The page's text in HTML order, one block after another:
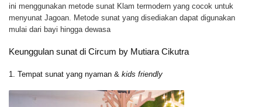
ini menggunakan metode sunat Klam termodern yang cocok untuk
menyunat Jagoan. Metode sunat yang disediakan dapat digunakan
mulai dari bayi hingga dewasa
Keunggulan sunat di Circum by Mutiara Cikutra
1. Tempat sunat yang nyaman & kids friendly